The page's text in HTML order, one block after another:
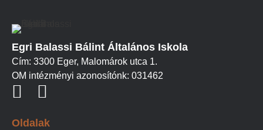
Egri Balassi Bálint Általános Iskola
Cím: 3300 Eger, Malomárok utca 1.
OM intézményi azonosítónk: 031462
Oldalak